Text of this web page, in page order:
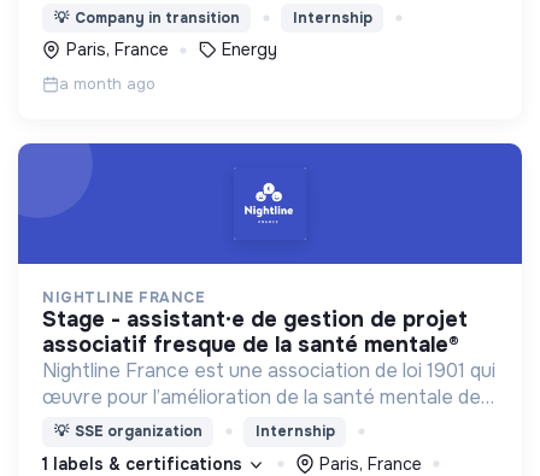
des panneaux solaires et des bornes de recharge
pour véhicules électriques.
💡 Company in transition Internship
Paris, France Energy
a month ago
NIGHTLINE FRANCE
stage - assistant·e de gestion de projet
associatif fresque de la santé mentale®
Nightline France est une association de loi 1901 qui
œuvre pour l’amélioration de la santé mentale des
jeunes et en particulier des étudiant·e·s en
agissant à l'échelle individuelle et collective.
💡 SSE organization Internship
1 labels & certifications Paris, France